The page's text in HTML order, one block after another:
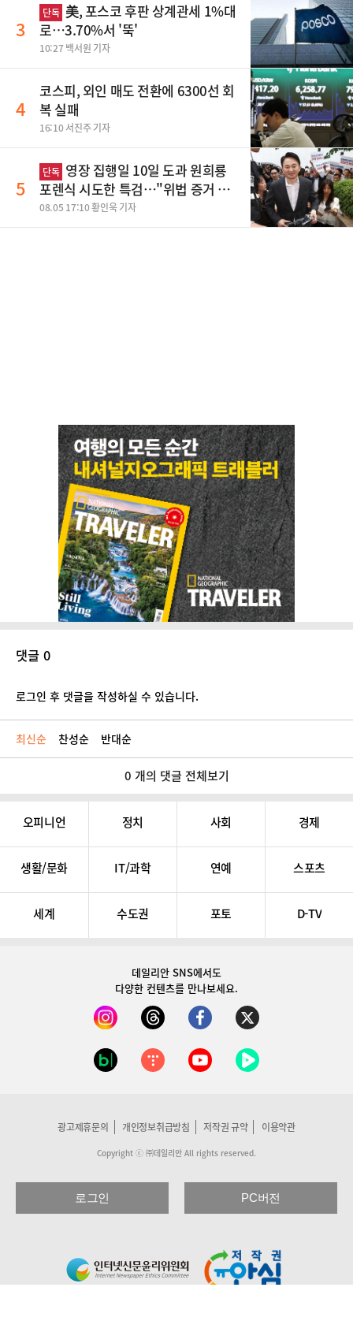
3
단독 美, 포스코 후판 상계관세 1%대
로…3.70%서 '뚝'
10:27 백서원 기자
4
코스피, 외인 매도 전환에 6300선 회
복 실패
16:10 서진주 기자
5
단독 영장 집행일 10일 도과 원희룡
포렌식 시도한 특검…"위법 증거 수
집" 지적
08.05 17:10 황인욱 기자
댓글 0
로그인 후 댓글을 작성하실 수 있습니다.
최신순 찬성순 반대순
0 개의 댓글 전체보기
오피니언 정치 사회 경제
생활/문화 IT/과학 연예 스포츠
세계 수도권 포토 D-TV
데일리안 SNS에서도
다양한 컨텐츠를 만나보세요.
광고제휴문의 개인정보취급방침 저작권 규약 이용약관
Copyright ⓒ ㈜데일리안 All rights reserved.
로그인 PC버전